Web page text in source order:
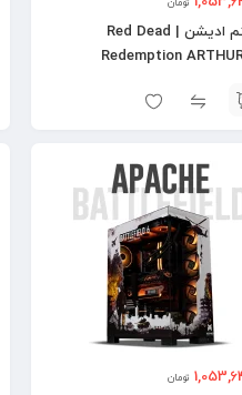
سیستم ادیشن | Red Dead
Redemption
تومان